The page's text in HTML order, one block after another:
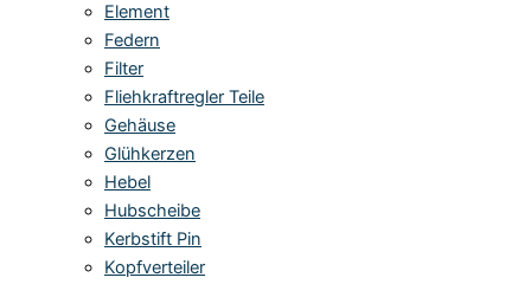
Element
Federn
Filter
Fliehkraftregler Teile
Gehäuse
Glühkerzen
Hebel
Hubscheibe
Kerbstift Pin
Kopfverteiler